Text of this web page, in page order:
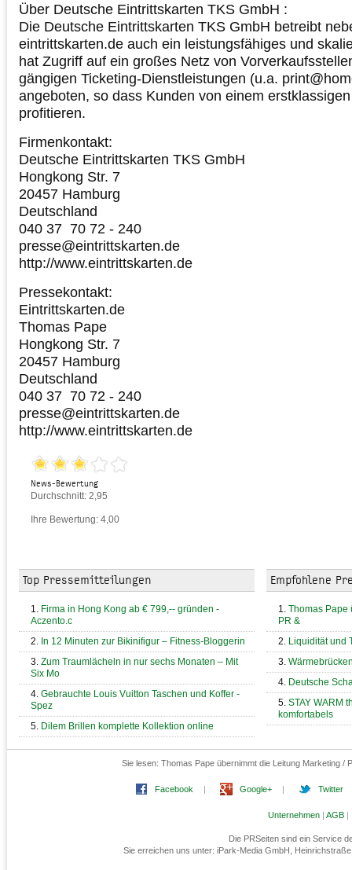
Über Deutsche Eintrittskarten TKS GmbH :
Die Deutsche Eintrittskarten TKS GmbH betreibt
eintrittskarten.de auch ein leistungsfähiges und
hat Zugriff auf ein großes Netz von
gängigen Ticketing-Dienstleistungen (u.a.
angeboten, so dass Kunden von einem erstklassigen
profitieren.
Firmenkontakt:
Deutsche Eintrittskarten TKS GmbH
Hongkong Str. 7
20457 Hamburg
Deutschland
040 37 70 72 - 240
presse@eintrittskarten.de
http://www.eintrittskarten.de
Pressekontakt:
Eintrittskarten.de
Thomas Pape
Hongkong Str. 7
20457 Hamburg
Deutschland
040 37 70 72 - 240
presse@eintrittskarten.de
http://www.eintrittskarten.de
News-Bewertung
Durchschnitt: 2,95
Ihre Bewertung: 4,00
Top Pressemitteilungen
Firma in Hong Kong ab € 799,-- gründen -
Aczento.c
In 12 Minuten zur Bikinifigur – Fitness-Bloggerin
Zum Traumlächeln in nur sechs Monaten – Mit
Six Mo
Gebrauchte Louis Vuitton Taschen und Koffer -
Spez
Dilem Brillen komplette Kollektion online
Empfohlene
Thomas Pape
PR &
Liquidität und
Deutsche
STAY WARM
komfortabels
Sie lesen: Thomas Pape übernimmt die Leitung Marketing /
Facebook | Google+ | Twitter
Unternehmen | AGB |
Die PRSeiten sind ein Service
Sie erreichen uns unter: iPark-Media GmbH,